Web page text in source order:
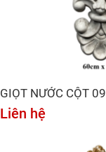
GIỌT NƯỚC CỘT 09
Liên hệ